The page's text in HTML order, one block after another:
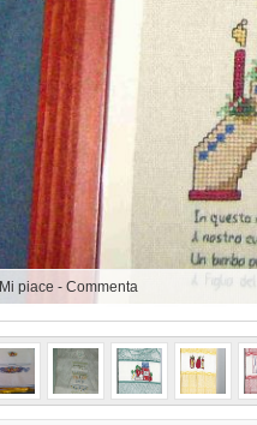
Mi piace - Commenta